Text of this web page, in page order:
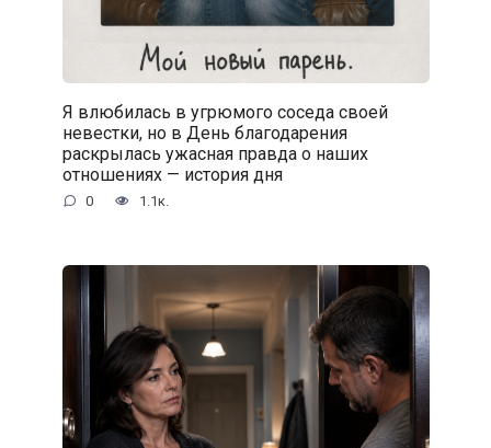
Я влюбилась в угрюмого соседа своей
невестки, но в День благодарения
раскрылась ужасная правда о наших
отношениях — история дня
0 1.1к.